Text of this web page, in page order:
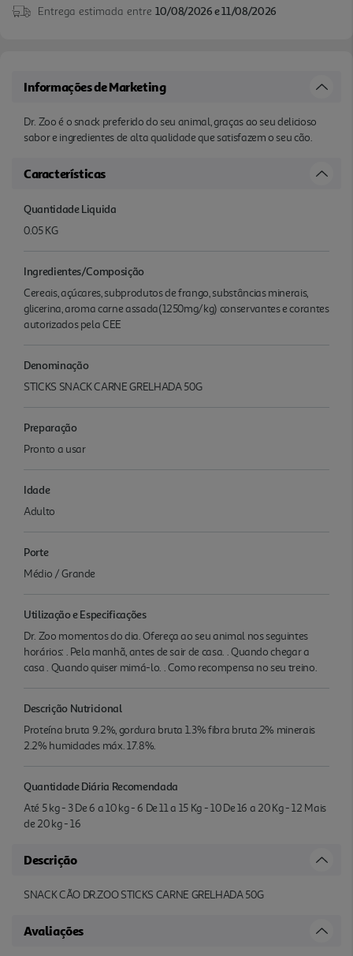
Entrega estimada entre 10/08/2026 e 11/08/2026
Informações de Marketing
Dr. Zoo é o snack preferido do seu animal, graças ao seu delicioso
sabor e ingredientes de alta qualidade que satisfazem o seu cão.
Características
Quantidade Liquida
0.05 KG
Ingredientes/Composição
Cereais, açúcares, subprodutos de frango, substâncias minerais,
glicerina, aroma carne assada(1250mg/kg) conservantes e corantes
autorizados pela CEE
Denominação
STICKS SNACK CARNE GRELHADA 50G
Preparação
Pronto a usar
Idade
Adulto
Porte
Médio / Grande
Utilização e Especificações
Dr. Zoo momentos do dia. Ofereça ao seu animal nos seguintes
horários: . Pela manhã, antes de sair de casa. . Quando chegar a
casa . Quando quiser mimá-lo. . Como recompensa no seu treino.
Descrição Nutricional
Proteína bruta 9.2%, gordura bruta 1.3% fibra bruta 2% minerais
2.2% humidades máx. 17.8%.
Quantidade Diária Recomendada
Até 5 kg - 3 De 6 a 10 kg - 6 De 11 a 15 Kg - 10 De 16 a 20 Kg - 12 Mais
de 20 kg - 16
Descrição
SNACK CÃO DR.ZOO STICKS CARNE GRELHADA 50G
Avaliações